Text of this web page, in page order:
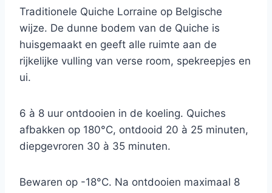
Traditionele Quiche Lorraine op Belgische
wijze. De dunne bodem van de Quiche is
huisgemaakt en geeft alle ruimte aan de
rijkelijke vulling van verse room, spekreepjes en
ui.
6 à 8 uur ontdooien in de koeling. Quiches
afbakken op 180°C, ontdooid 20 à 25 minuten,
diepgevroren 30 à 35 minuten.
Bewaren op -18°C. Na ontdooien maximaal 8